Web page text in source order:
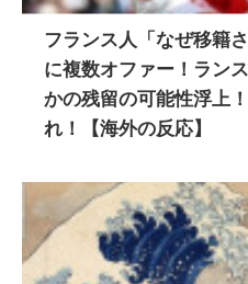
フランス人「なぜ移籍
に複数オファー！ラン
かの残留の可能性浮上
れ！【海外の反応】